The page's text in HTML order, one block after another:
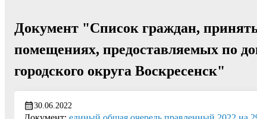
Документ "Список граждан,
помещениях, предоставляемых по
городского округа Воскресенск"
30.06.2022